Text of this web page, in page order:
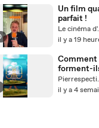
Un film
parfait !
Le
il y a 19
Comment
forment-